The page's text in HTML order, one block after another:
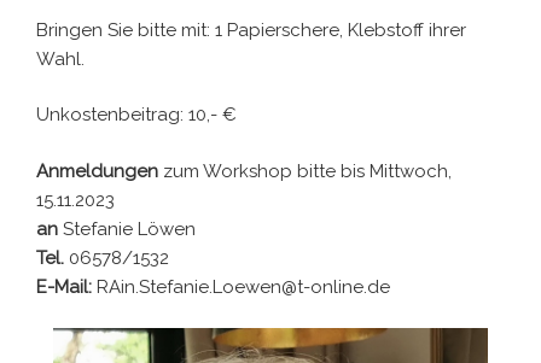
Bringen Sie bitte mit: 1 Papierschere, Klebstoff ihrer
Wahl.
Unkostenbeitrag: 10,- €
Anmeldungen zum Workshop bitte bis Mittwoch,
15.11.2023
an Stefanie Löwen
Tel. 06578/1532
E-Mail: RAin.Stefanie.Loewen@t-online.de